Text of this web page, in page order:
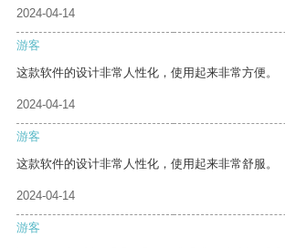
2024-04-14
游客
这款软件的设计非常人性化，使用起来非常方便。
2024-04-14
游客
这款软件的设计非常人性化，使用起来非常舒服。
2024-04-14
游客